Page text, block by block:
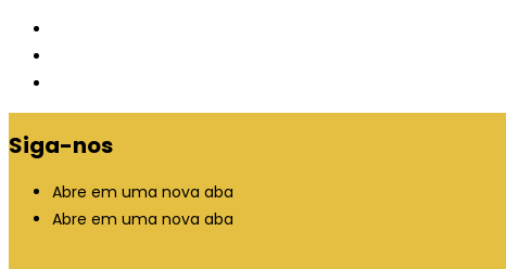
Siga-nos
Abre em uma nova aba
Abre em uma nova aba